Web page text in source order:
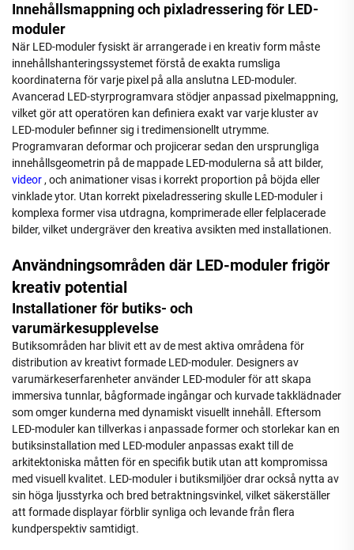
Innehållsmappning och pixladressering för LED-
moduler
När LED-moduler fysiskt är arrangerade i en kreativ form måste
innehållshanteringssystemet förstå de exakta rumsliga
koordinaterna för varje pixel på alla anslutna LED-moduler.
Avancerad LED-styrprogramvara stödjer anpassad pixelmappning,
vilket gör att operatören kan definiera exakt var varje kluster av
LED-moduler befinner sig i tredimensionellt utrymme.
Programvaran deformar och projicerar sedan den ursprungliga
innehållsgeometrin på de mappade LED-modulerna så att bilder,
videor , och animationer visas i korrekt proportion på böjda eller
vinklade ytor. Utan korrekt pixeladressering skulle LED-moduler i
komplexa former visa utdragna, komprimerade eller felplacerade
bilder, vilket undergräver den kreativa avsikten med installationen.
Användningsområden där LED-moduler frigör
kreativ potential
Installationer för butiks- och
varumärkesupplevelse
Butiksområden har blivit ett av de mest aktiva områdena för
distribution av kreativt formade LED-moduler. Designers av
varumärkeserfarenheter använder LED-moduler för att skapa
immersiva tunnlar, bågformade ingångar och kurvade takklädnader
som omger kunderna med dynamiskt visuellt innehåll. Eftersom
LED-moduler kan tillverkas i anpassade former och storlekar kan en
butiksinstallation med LED-moduler anpassas exakt till de
arkitektoniska måtten för en specifik butik utan att kompromissa
med visuell kvalitet. LED-moduler i butiksmiljöer drar också nytta av
sin höga ljusstyrka och bred betraktningsvinkel, vilket säkerställer
att formade displayar förblir synliga och levande från flera
kundperspektiv samtidigt.